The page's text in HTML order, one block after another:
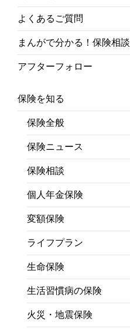
よくあるご質問
まんがで分かる！保険相談
アフターフォロー
保険を知る
保険全般
保険ニュース
保険相談
個人年金保険
変額保険
ライフプラン
生命保険
生活習慣病の保険
火災・地震保険